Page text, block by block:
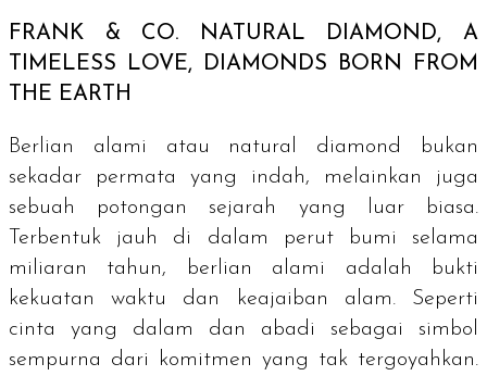
FRANK & CO. NATURAL DIAMOND, A
TIMELESS LOVE, DIAMONDS BORN FROM
THE EARTH
Berlian alami atau natural diamond
bukan
sekadar permata yang indah, melainkan juga
sebuah potongan sejarah yang luar biasa.
Terbentuk jauh di dalam perut bumi selama
miliaran tahun, berlian alami adalah bukti
kekuatan waktu dan keajaiban alam. Seperti
cinta yang dalam dan abadi sebagai simbol
sempurna dari komitmen yang tak tergoyahkan.